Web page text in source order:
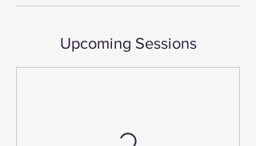
Upcoming Sessions